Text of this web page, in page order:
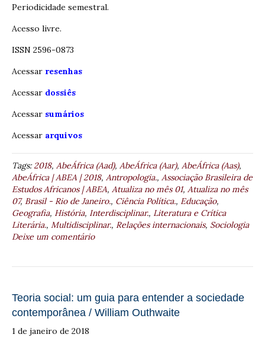
Periodicidade semestral.
Acesso livre.
ISSN 2596-0873
Acessar resenhas
Acessar dossiês
Acessar sumários
Acessar arquivos
Tags:2018, AbeÁfrica (Aad), AbeÁfrica (Aar), AbeÁfrica (Aas),
AbeÁfrica | ABEA | 2018, Antropologia., Associação Brasileira de
Estudos Africanos | ABEA, Atualiza no mês 01, Atualiza no mês
07, Brasil - Rio de Janeiro., Ciência Política., Educação,
Geografia, História, Interdisciplinar., Literatura e Crítica
Literária., Multidisciplinar., Relações internacionais, Sociologia
Deixe um comentário
Teoria social: um guia para entender a sociedade
contemporânea / William Outhwaite
1 de janeiro de 2018